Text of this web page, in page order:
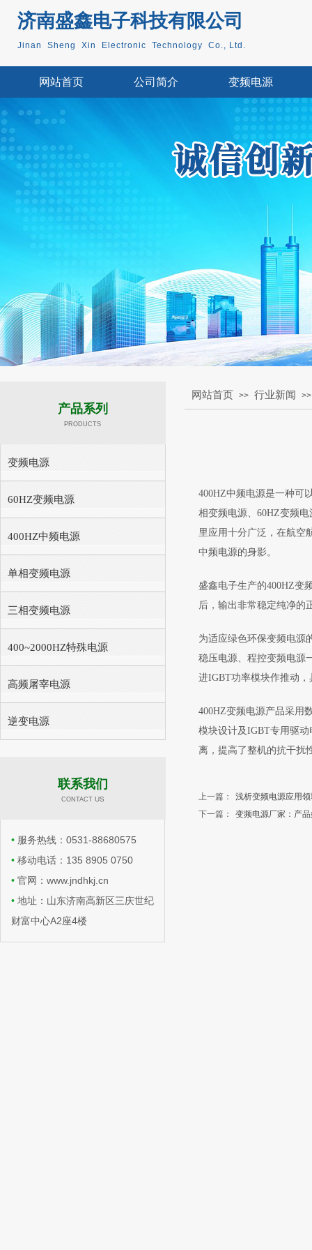
济南盛鑫电子科技有限公司
Jinan Sheng Xin Electronic Technology Co., Ltd.
网站首页 公司简介 变频电源
产品系列
PRODUCTS
网站首页 >> 行业新闻 >>
400HZ中频电源是一种可
相变频电源、60HZ变频
里应用十分广泛，在航空
中频电源的身影。
盛鑫电子生产的400HZ变
后，输出非常稳定纯净的
为适应绿色环保变频电源
稳压电源、程控变频电源
进IGBT功率模块作推动
400HZ变频电源产品采用
模块设计及IGBT专用驱
离，提高了整机的抗干扰
上一篇：
浅析变频电源应用
下一篇：
变频电源厂家：产
变频电源
60HZ变频电源
400HZ中频电源
单相变频电源
三相变频电源
400~2000HZ特殊电源
高频屠宰电源
逆变电源
联系我们
CONTACT ​​ US
• 服务热线：0531-88680575
• 移动电话：135 8905 0750
• 官网：www.jndhkj.cn
• 地址：山东济南高新区三庆世纪
财富中心A2座4楼